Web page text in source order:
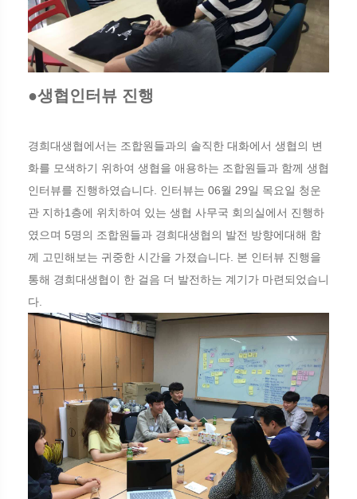
●생협인터뷰 진행
경희대생협에서는 조합원들과의 솔직한 대화에서 생협의 변
화를 모색하기 위하여 생협을 애용하는 조합원들과 함께 생협
인터뷰를 진행하였습니다. 인터뷰는 06월 29일 목요일 청운
관 지하1층에 위치하여 있는 생협 사무국 회의실에서 진행하
였으며 5명의 조합원들과 경희대생협의 발전 방향에대해 함
께 고민해보는 귀중한 시간을 가졌습니다. 본 인터뷰 진행을
통해 경희대생협이 한 걸음 더 발전하는 계기가 마련되었습니
다.